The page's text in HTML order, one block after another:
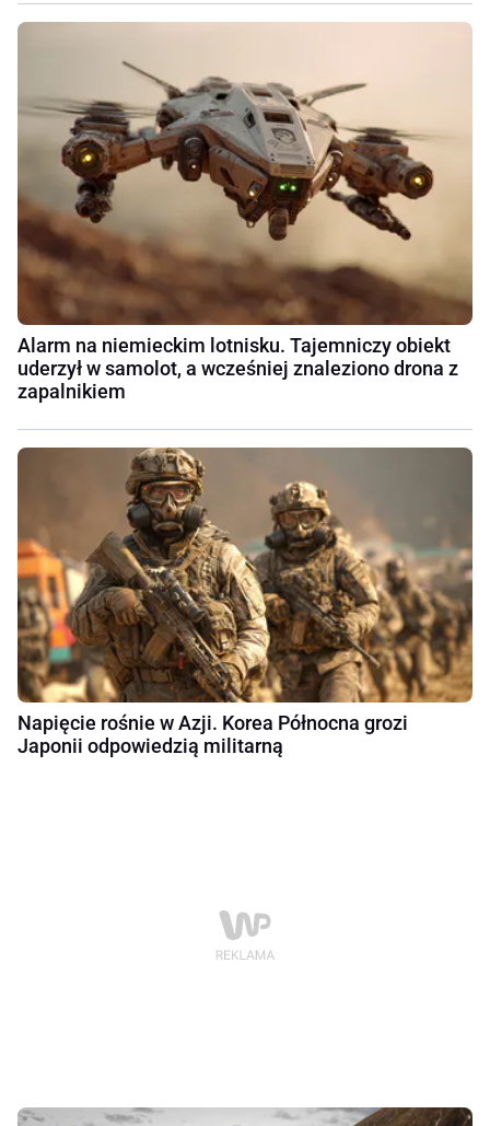
Alarm na niemieckim lotnisku. Tajemniczy obiekt
uderzył w samolot, a wcześniej znaleziono drona z
zapalnikiem
Napięcie rośnie w Azji. Korea Północna grozi
Japonii odpowiedzią militarną